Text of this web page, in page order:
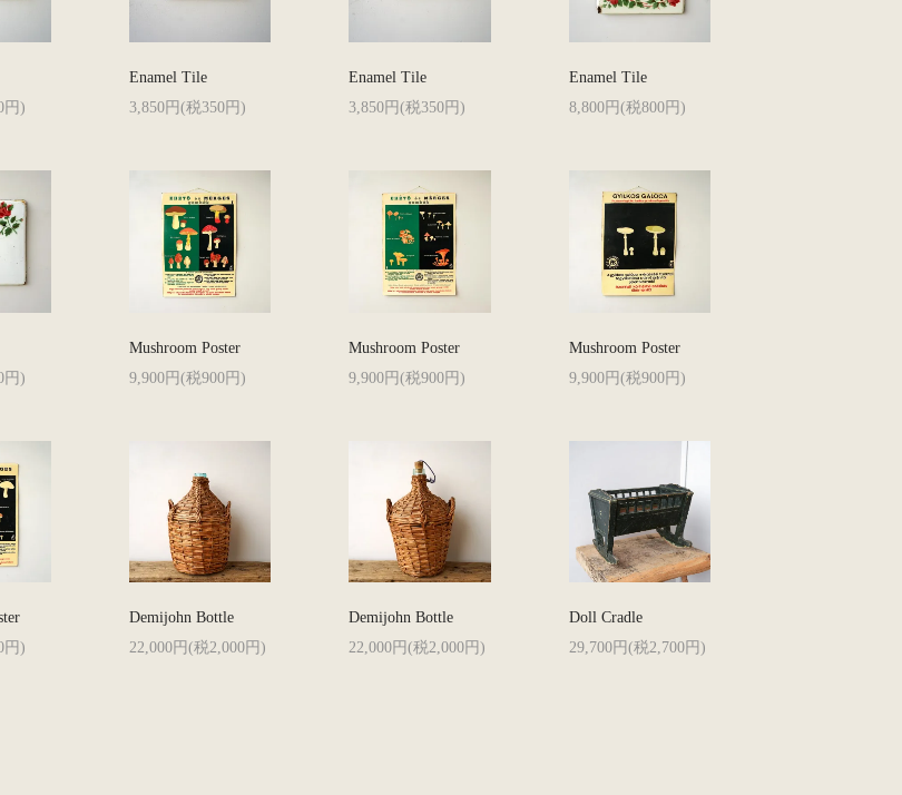
円)
Enamel Tile
3,850円(税350円)
Enamel Tile
3,850円(税350円)
Enamel Tile
8,800円(税800円)
円)
Mushroom Poster
9,900円(税900円)
Mushroom Poster
9,900円(税900円)
Mushroom Poster
9,900円(税900円)
円)
Demijohn Bottle
22,000円(税2,000円)
Demijohn Bottle
22,000円(税2,000円)
Doll Cradle
29,700円(税2,700円)